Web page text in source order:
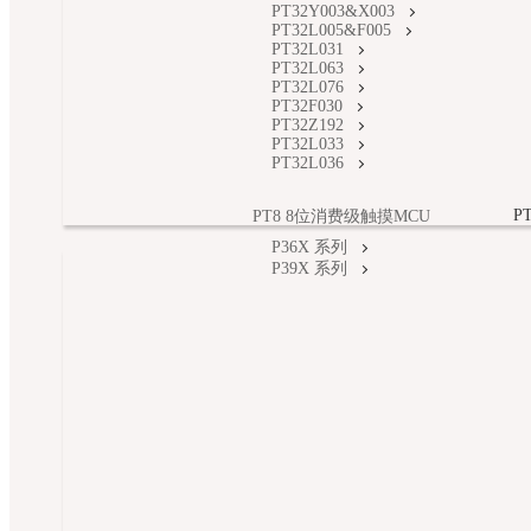
PT32Y003&X003
PT32L005&F005
PT32L031
PT32L063
PT32L076
PT32F030
PT32Z192
PT32L033
PT32L036
PT8 8位消费级触摸MCU
P36X 系列
P39X 系列